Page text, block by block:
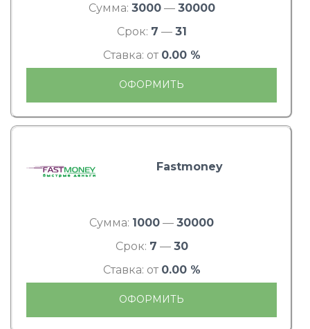
Сумма: 3000— 30000
Срок: 7 — 31
Ставка: от 0.00 %
ОФОРМИТЬ
Fastmoney
Сумма: 1000 — 30000
Срок: 7 — 30
Ставка: от 0.00 %
ОФОРМИТЬ